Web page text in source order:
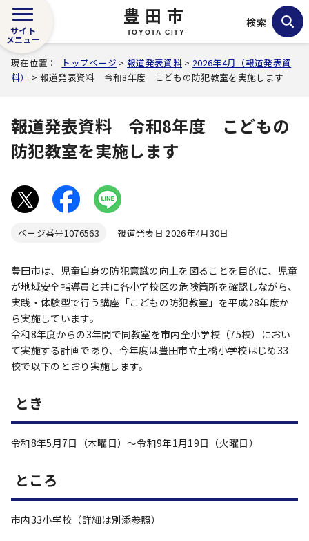
豊田市
TOYOTA CITY
サイト
メニュー
検索
現在位置： トップページ >報道発表資料 >2026年4月（報道発表資
料）
> 報道発表資料 令和8年度 こどもの防犯教室を実施します
報道発表資料 令和8年度 こどもの
防犯教室を実施します
ページ番号1076563 報道発表日 2026年4月30日
豊田市は、児童自身の防犯意識の向上を図ることを目的に、児童
が地域安全指導員と共に各小学校区の危険箇所を確認しながら、
実践・体験型で行う講座「こどもの防犯教室」を平成28年度か
ら実施しています。
令和8年度からの3年間で同教室を市内全小学校（75校）におい
て実施する計画であり、今年度は豊田市立土橋小学校はじめ33
校で以下のとおり実施します。
とき
令和8年5月7日（木曜日）～令和9年1月19日（火曜日）
ところ
市内33小学校（詳細は別添参照）